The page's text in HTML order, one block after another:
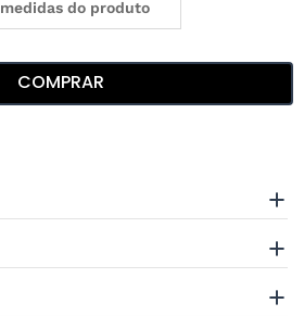
medidas do produto
COMPRAR